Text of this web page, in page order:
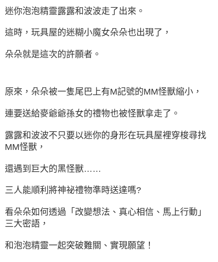
迷你泡泡精靈露露和波波走了出來。
這時，玩具屋的迷糊小魔女朵朵也出現了，
朵朵就是這次的許願者。
原來，朵朵被一隻尾巴上有M記號的MM怪獸縮小，
連要送給麥爺爺孫女的禮物也被怪獸拿走了。
露露和波波不只要以迷你的身形在玩具屋裡穿梭尋找
MM怪獸，
還遇到巨大的黑怪獸……
三人能順利將神祕禮物準時送達嗎?
看朵朵如何透過「改變想法、真心相信、馬上行動」
三大密語，
和泡泡精靈一起突破難關、實現願望！